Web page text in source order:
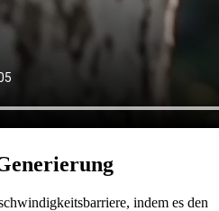
indem es den